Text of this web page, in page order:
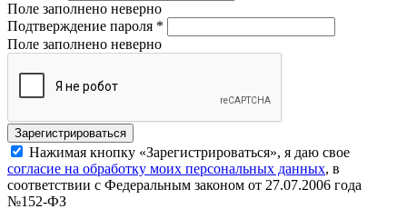
Поле заполнено неверно
Подтверждение пароля *
Поле заполнено неверно
Нажимая кнопку «Зарегистрироваться», я даю свое
согласие на обработку моих персональных данных, в
соответствии с Федеральным законом от 27.07.2006 года
№152-ФЗ